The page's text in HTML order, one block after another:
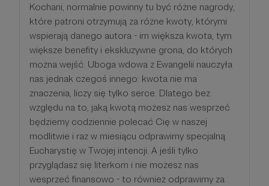
Kochani, normalnie powinny tu być różne nagrody,
które patroni otrzymują za różne kwoty, którymi
wspierają danego autora - im większa kwota, tym
większe benefity i ekskluzywne grona, do których
można wejść. Uboga wdowa z Ewangelii nauczyła
nas jednak czegoś innego: kwota nie ma
znaczenia, liczy się tylko serce. Dlatego bez
względu na to, jaką kwotą możesz nas wesprzeć
będziemy codziennie polecać Cię w naszej
modlitwie i raz w miesiącu odprawimy specjalną
Eucharystię w Twojej intencji. A jeśli tylko
przyglądasz się literkom i nie możesz nas
wesprzeć finansowo - to również odprawimy za